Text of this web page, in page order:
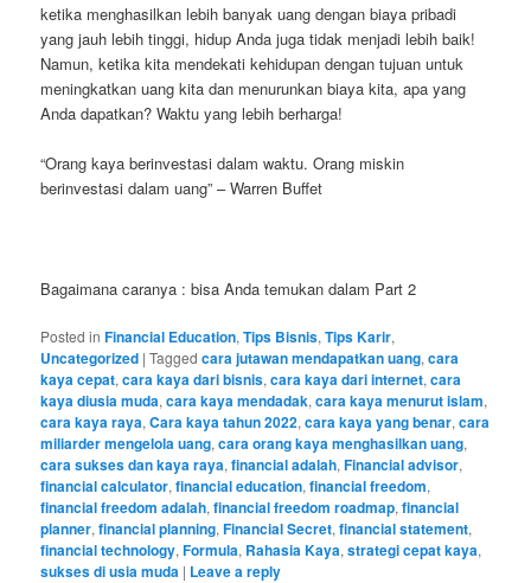
ketika menghasilkan lebih banyak uang dengan biaya pribadi
yang jauh lebih tinggi, hidup Anda juga tidak menjadi lebih baik!
Namun, ketika kita mendekati kehidupan dengan tujuan untuk
meningkatkan uang kita dan menurunkan biaya kita, apa yang
Anda dapatkan? Waktu yang lebih berharga!
“Orang kaya berinvestasi dalam waktu. Orang miskin
berinvestasi dalam uang” – Warren Buffet
Bagaimana caranya : bisa Anda temukan dalam Part 2
Posted in Financial Education,Tips Bisnis,Tips Karir,
Uncategorized |Tagged cara jutawan mendapatkan uang,cara
kaya cepat,cara kaya dari bisnis,cara kaya dari internet,cara
kaya diusia muda,cara kaya mendadak,cara kaya menurut islam,
cara kaya raya,Cara kaya tahun 2022,cara kaya yang benar,cara
miliarder mengelola uang,cara orang kaya menghasilkan uang,
cara sukses dan kaya raya,financial adalah,Financial advisor,
financial calculator,financial education,financial freedom,
financial freedom adalah,financial freedom roadmap,financial
planner,financial planning,Financial Secret,financial statement,
financial technology,Formula, Rahasia Kaya,strategi cepat kaya,
sukses di usia muda | Leave a reply